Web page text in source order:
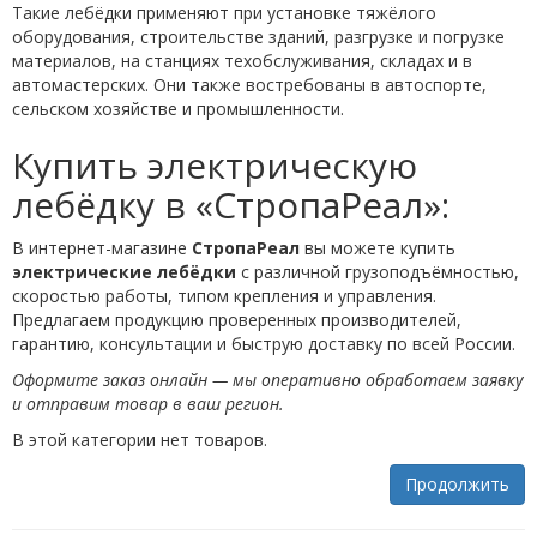
Такие лебёдки применяют при установке тяжёлого
оборудования, строительстве зданий, разгрузке и погрузке
материалов, на станциях техобслуживания, складах и в
автомастерских. Они также востребованы в автоспорте,
сельском хозяйстве и промышленности.
Купить электрическую
лебёдку в «СтропаРеал»:
В интернет-магазине СтропаРеал вы можете купить
электрические лебёдки с различной грузоподъёмностью,
скоростью работы, типом крепления и управления.
Предлагаем продукцию проверенных производителей,
гарантию, консультации и быструю доставку по всей России.
Оформите заказ онлайн — мы оперативно обработаем заявку
и отправим товар в ваш регион.
В этой категории нет товаров.
Продолжить